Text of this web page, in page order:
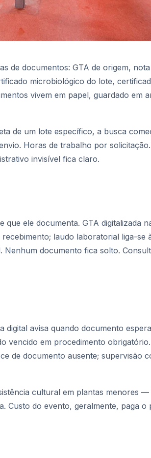
de documentos: GTA de origem,
microbiológico do lote,
vivem em papel, guardado em
de um lote específico, a busca
Horas de trabalho por
invisível fica claro.
ele documenta. GTA digitalizada
laudo laboratorial liga-se
documento fica solto.
digital avisa quando documento
vencido em procedimento
de documento ausente; supervisão
cultural em plantas menores
Custo do evento, geralmente, paga o